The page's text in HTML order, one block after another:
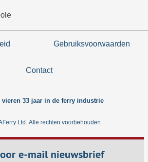
Gebruiksvoorwaarden
Contact
vieren 33 jaar in de ferry industrie
Ltd. Alle rechten voorbehouden
e-mail nieuwsbrief